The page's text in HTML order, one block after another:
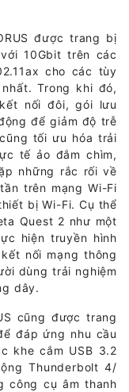
được trang bị
10Gbit trên các
cho các tùy
Trong khi đó,
nối đôi, gói lưu
để giảm độ trễ
tối ưu hóa trải
tế ảo đắm chìm,
những rắc rối về
trên mạng Wi-Fi
bị Wi-Fi. Cụ thể
Quest 2 như một
hiện truyền hình
nối mạng thông
dùng trải nghiệm
dây.
cũng được trang
đáp ứng nhu cầu
khe cắm USB 3.2
Thunderbolt 4/
công cụ âm thanh